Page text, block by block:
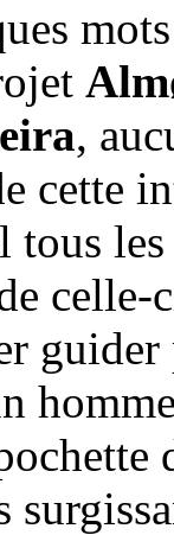
,
cette
tous